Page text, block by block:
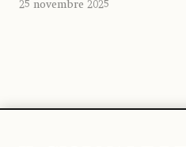
25 novembre 2025